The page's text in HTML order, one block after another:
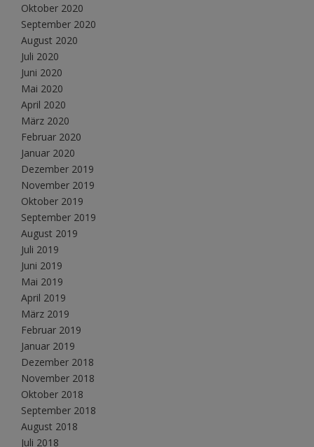
Oktober 2020
September 2020
August 2020
Juli 2020
Juni 2020
Mai 2020
April 2020
März 2020
Februar 2020
Januar 2020
Dezember 2019
November 2019
Oktober 2019
September 2019
August 2019
Juli 2019
Juni 2019
Mai 2019
April 2019
März 2019
Februar 2019
Januar 2019
Dezember 2018
November 2018
Oktober 2018
September 2018
August 2018
Juli 2018